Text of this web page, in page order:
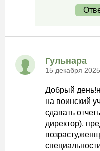
Гульнара
15 декабря
Добрый
на воинский
сдавать
директор),